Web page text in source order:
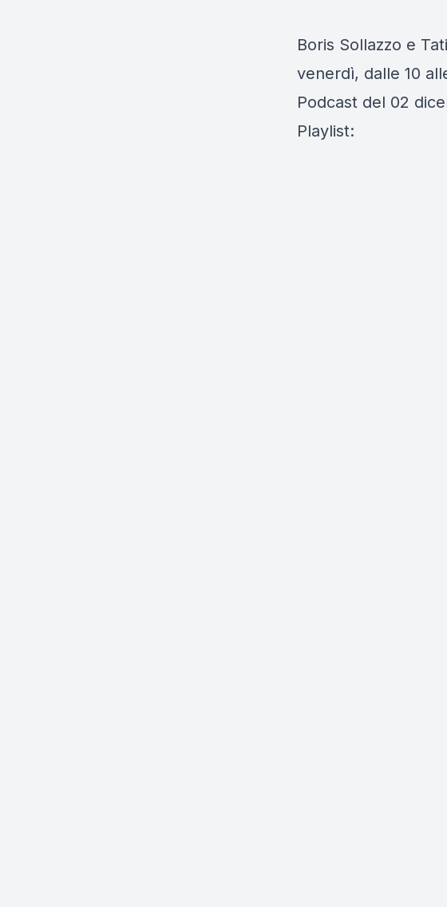
Boris Sollazzo e
venerdì, dalle 10
Podcast del 02
Playlist: